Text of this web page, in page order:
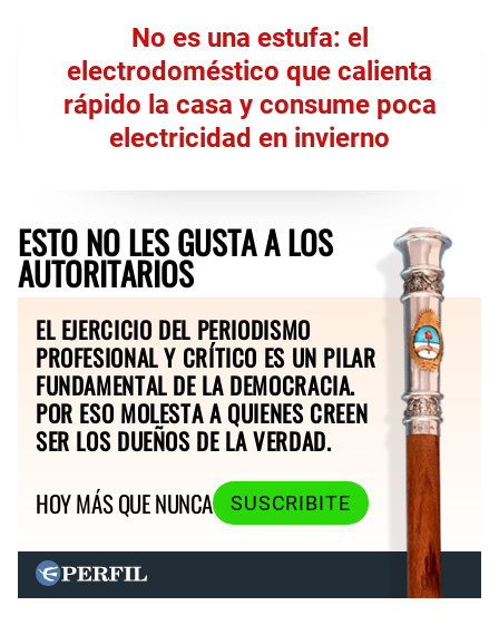
No es una estufa: el
electrodoméstico que calienta
rápido la casa y consume poca
electricidad en invierno
ESTO NO LES GUSTA A LOS
AUTORITARIOS
EL EJERCICIO DEL PERIODISMO
PROFESIONAL Y CRÍTICO ES UN PILAR
FUNDAMENTAL DE LA DEMOCRACIA.
POR ESO MOLESTA A QUIENES CREEN
SER LOS DUEÑOS DE LA VERDAD.
HOY MÁS QUE NUNCA
SUSCRIBITE